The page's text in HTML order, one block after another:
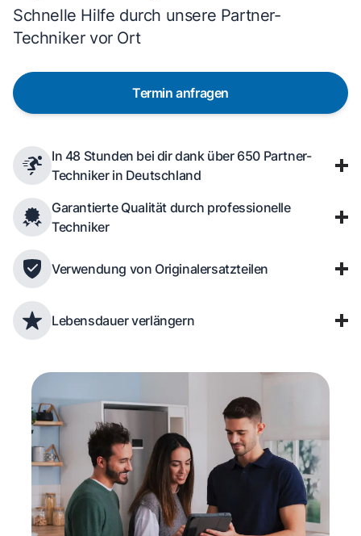
Schnelle Hilfe durch unsere Partner-
Techniker vor Ort
Termin anfragen
In 48 Stunden bei dir dank über 650 Partner-
Techniker in Deutschland
Garantierte Qualität durch professionelle
Techniker
Verwendung von Originalersatzteilen
Lebensdauer verlängern